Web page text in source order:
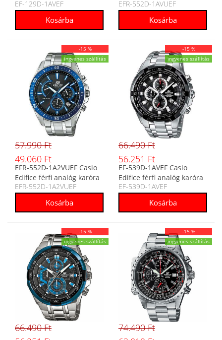
EF-129D-1AVEF EFR-552D-1AVUEF
-15 %
ingyenes szállítás
57.990 Ft
49.060 Ft
EFR-552D-1A2VUEF Casio
Edifice férfi analóg karóra
EFR-552D-1A2VUEF
-15 %
ingyenes szállítás
66.490 Ft
56.251 Ft
EF-539D-1AVEF Casio
Edifice férfi analóg karóra
EF-539D-1AVEF
-15 %
ingyenes szállítás
66.490 Ft
-15 %
ingyenes szállítás
74.490 Ft